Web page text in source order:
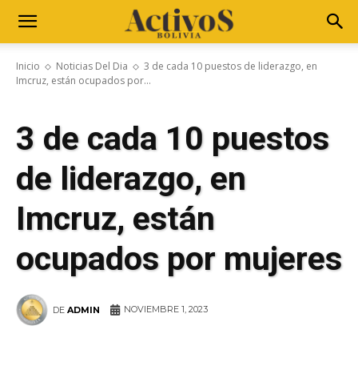
Inicio Noticias Del Dia
3 de cada 10 puestos de liderazgo, en
Imcruz, están ocupados por...
3 de cada 10 puestos
de liderazgo, en
Imcruz, están
ocupados por mujeres
DE ADMIN NOVIEMBRE 1, 2023